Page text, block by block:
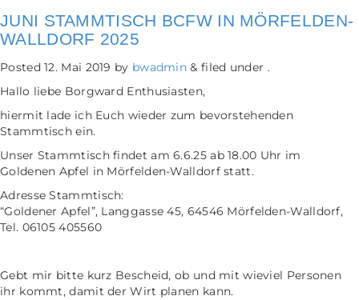
JUNI STAMMTISCH BCFW IN MÖRFELDEN-
WALLDORF 2025
Posted12. Mai 2019 by bwadmin & filed under .
Hallo liebe Borgward Enthusiasten,
hiermit lade ich Euch wieder zum bevorstehenden
Stammtisch ein.
Unser Stammtisch findet am 6.6.25 ab 18.00 Uhr im
Goldenen Apfel in Mörfelden-Walldorf statt.
Adresse Stammtisch:
“Goldener Apfel”, Langgasse 45, 64546 Mörfelden-Walldorf,
Tel. 06105 405560
Gebt mir bitte kurz Bescheid, ob und mit wieviel Personen
ihr kommt, damit der Wirt planen kann.